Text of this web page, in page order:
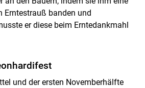
Erntestrauß banden und
er diese beim Erntedankmahl
und der ersten Novemberhälfte